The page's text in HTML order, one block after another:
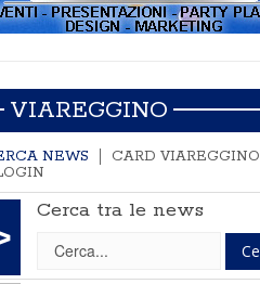
VIAREGGINO
NEWS
CARD VIAREGGINO
Cerca tra le news